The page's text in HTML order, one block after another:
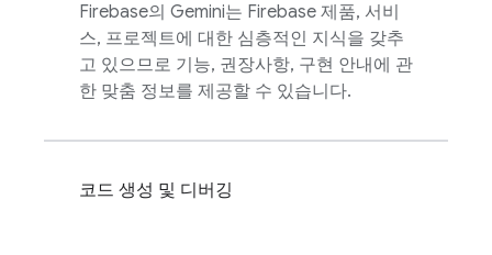
Firebase의 Gemini는 Firebase 제품, 서비
스, 프로젝트에 대한 심층적인 지식을 갖추
고 있으므로 기능, 권장사항, 구현 안내에 관
한 맞춤 정보를 제공할 수 있습니다.
코드 생성 및 디버깅